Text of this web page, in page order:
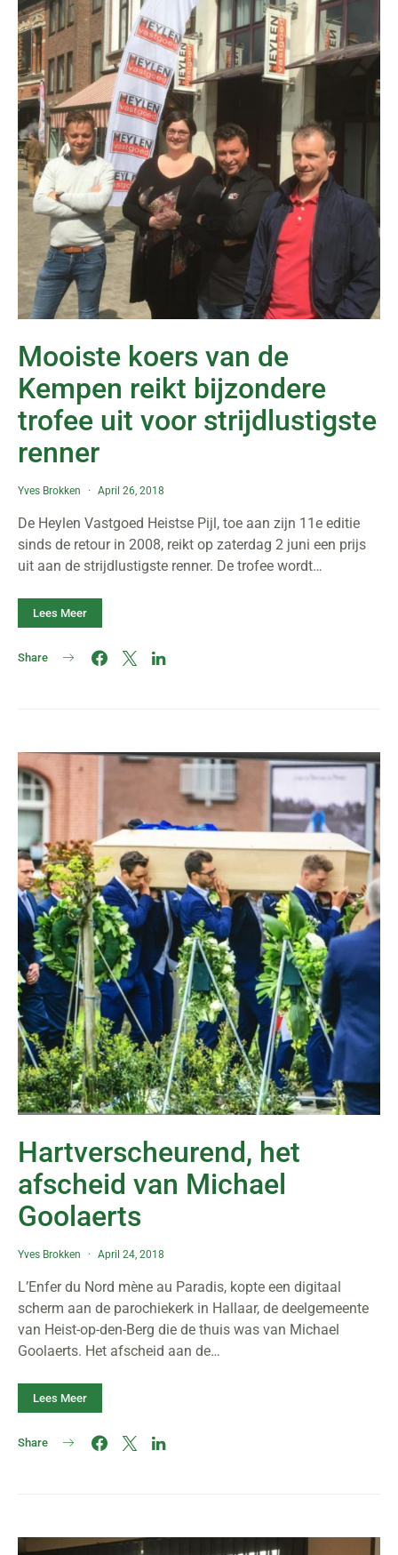
Mooiste koers van de
Kempen reikt bijzondere
trofee uit voor strijdlustigste
renner
Yves Brokken April 26, 2018
De Heylen Vastgoed Heistse Pijl, toe aan zijn 11e editie
sinds de retour in 2008, reikt op zaterdag 2 juni een prijs
uit aan de strijdlustigste renner. De trofee wordt…
Lees Meer
Share
Hartverscheurend, het
afscheid van Michael
Goolaerts
Yves Brokken April 24, 2018
L’Enfer du Nord mène au Paradis, kopte een digitaal
scherm aan de parochiekerk in Hallaar, de deelgemeente
van Heist-op-den-Berg die de thuis was van Michael
Goolaerts. Het afscheid aan de…
Lees Meer
Share